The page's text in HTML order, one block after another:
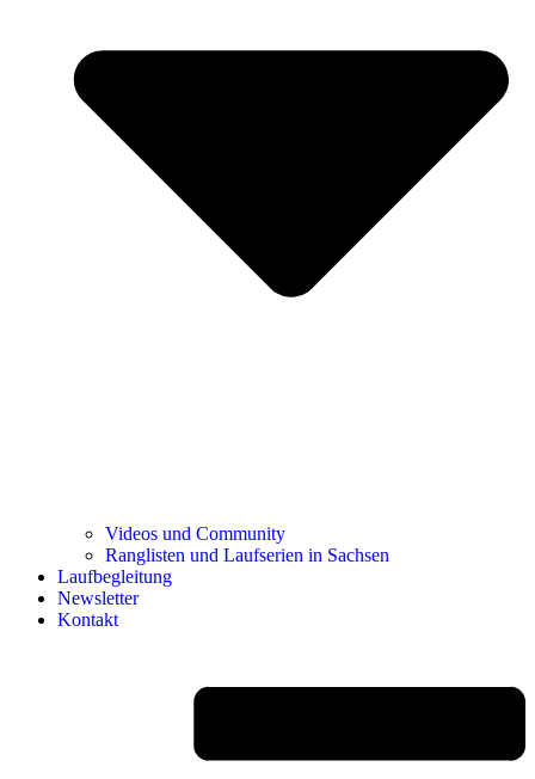
Videos und Community
Ranglisten und Laufserien in Sachsen
Laufbegleitung
Newsletter
Kontakt